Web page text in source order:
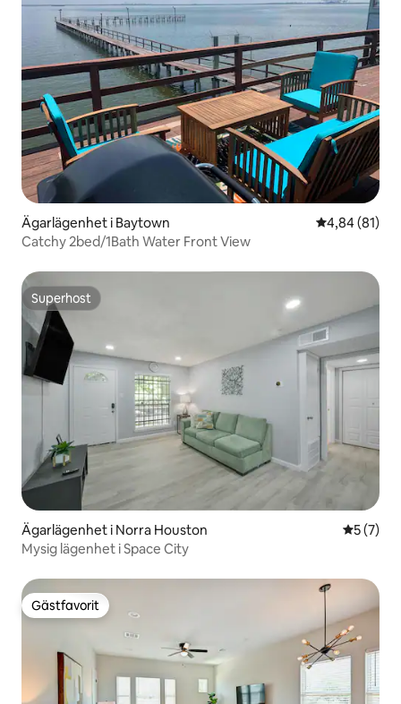
Ägarlägenhet i Baytown 4,84 av 5 i
4,84 (81)
Catchy 2bed/1Bath Water Front View
Superhost
Superhost
Ägarlägenhet i Norra Houston 5 av 5 i
5 (7)
Mysig lägenhet i Space City
Gästfavorit
Gästfavorit